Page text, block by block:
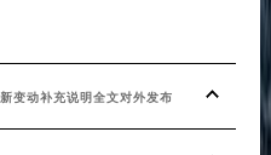
变动补充说明全文对外发布